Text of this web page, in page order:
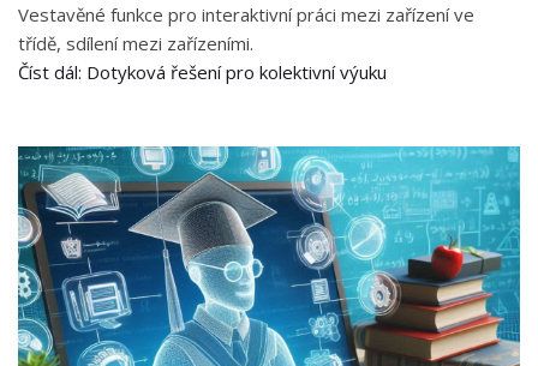
Vestavěné funkce pro interaktivní práci mezi zařízení ve
třídě, sdílení mezi zařízeními.
Číst dál: Dotyková řešení pro kolektivní výuku